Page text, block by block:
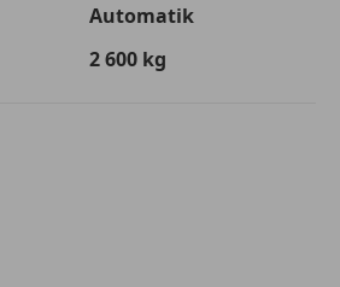
Automatik
2 600 kg